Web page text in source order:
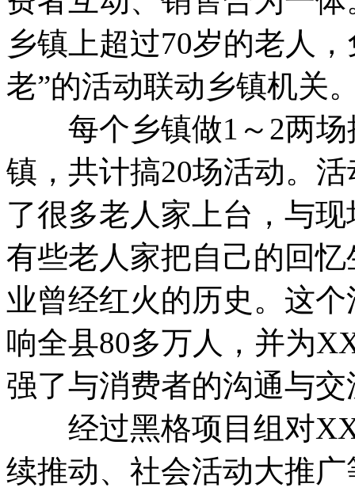
乡镇上超过70岁的老人
老”的活动联动乡镇机关
每个乡镇做1～2两场
镇，共计搞20场活动。
了很多老人家上台，与
有些老人家把自己的回
业曾经红火的历史。这
响全县80多万人，并为
强了与消费者的沟通与交
经过黑格项目组对XX
续推动、社会活动大推